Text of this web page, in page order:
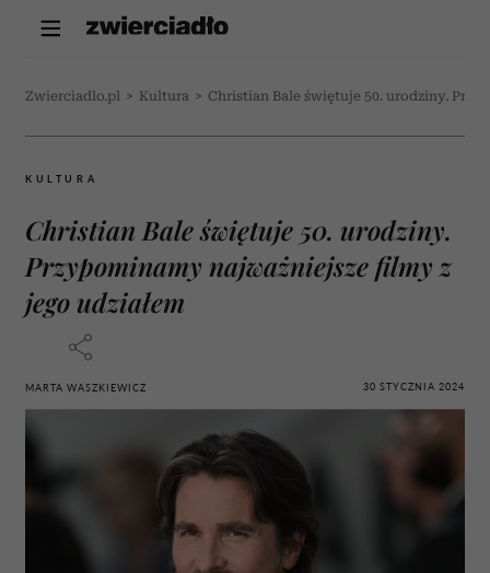
Zwierciadlo.pl > Kultura > Christian Bale świętuje 50. urodziny.
KULTURA
Christian Bale świętuje 50. urodziny.
Przypominamy najważniejsze filmy z
jego udziałem
MARTA WASZKIEWICZ 30 STYCZNIA 2024